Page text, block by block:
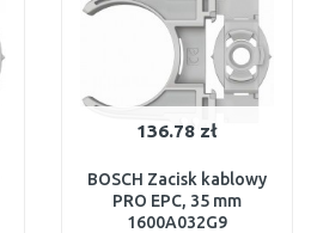
136.78 zł
BOSCH Zacisk kablowy
PRO EPC, 35 mm
1600A032G9